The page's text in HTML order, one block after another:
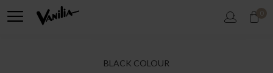
0
BLACK COLOUR